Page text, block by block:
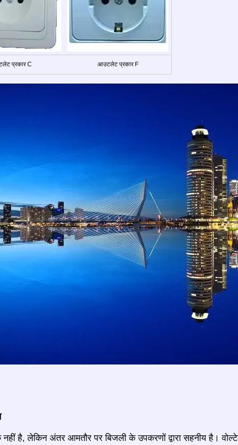
प्रकार C आउटलेट प्रकार F
है, लेकिन अंतर आमतौर पर बिजली के उपकरणों द्वारा सहनीय है।